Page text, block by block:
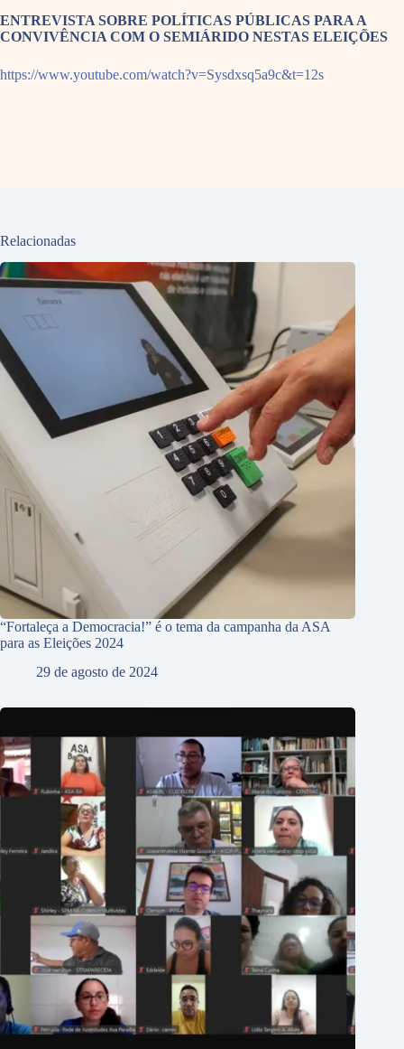
ENTREVISTA SOBRE POLÍTICAS PÚBLICAS PARA A
CONVIVÊNCIA COM O SEMIÁRIDO NESTAS ELEIÇÕES
https://www.youtube.com/watch?v=Sysdxsq5a9c&t=12s
Relacionadas
“Fortaleça a Democracia!” é o tema da campanha da ASA
para as Eleições 2024
29 de agosto de 2024